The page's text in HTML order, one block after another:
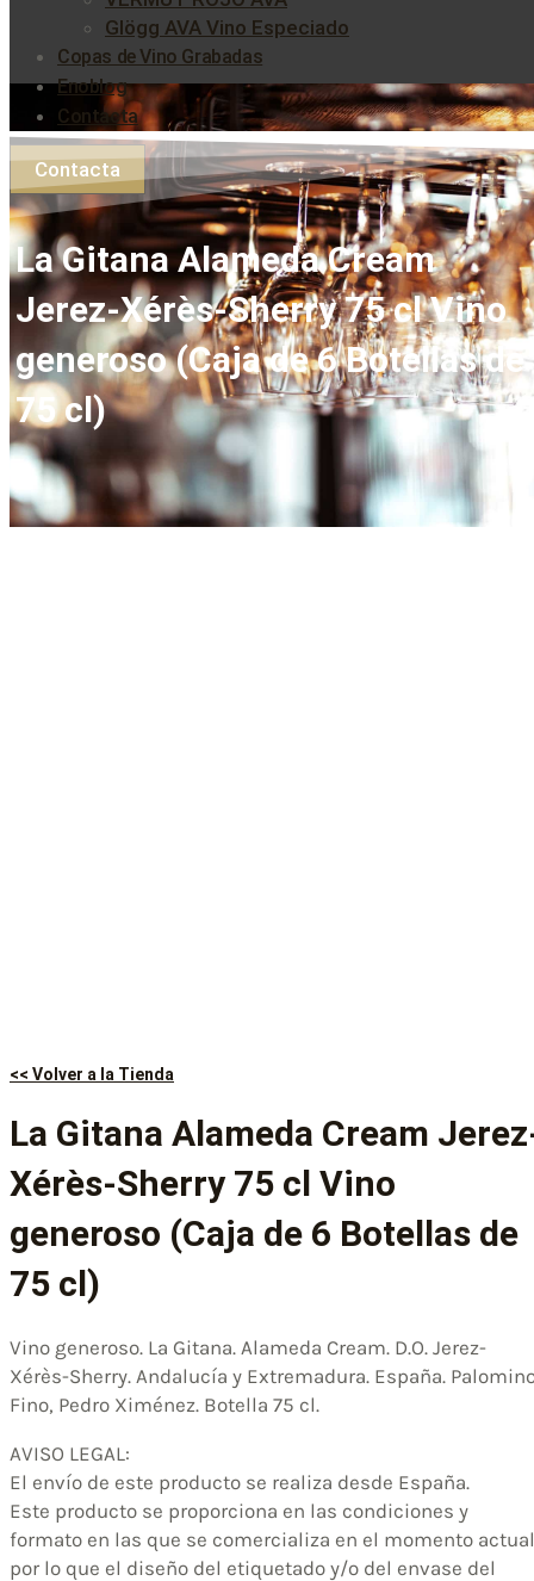
Glögg AVA Vino Especiado
Copas de Vino Grabadas
Enoblog
Contacta
Contacta
La Gitana Alameda Cream
Jerez-Xérès-Sherry 75 cl Vino
generoso (Caja de 6 Botellas de
75 cl)
<< Volver a la Tienda
La Gitana Alameda Cream
Xérès-Sherry 75 cl Vino
generoso (Caja de 6 Botellas de
75 cl)
Vino generoso. La Gitana. Alameda Cream. D.O. Jerez-
Xérès-Sherry. Andalucía y Extremadura. España.
Fino, Pedro Ximénez. Botella 75 cl.
AVISO LEGAL:
El envío de este producto se realiza desde España.
Este producto se proporciona en las condiciones y
formato en las que se comercializa en el momento
por lo que el diseño del etiquetado y/o del envase del